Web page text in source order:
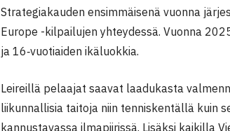
Strategiakauden ensimmäisenä vuonna
Europe -kilpailujen yhteydessä. Vuonna
ja 16‑vuotiaiden ikäluokkia.
Leireillä pelaajat saavat laadukasta
liikunnallisia taitoja niin tenniskentällä kuin
kannustavassa ilmapiirissä. Lisäksi kaikilla